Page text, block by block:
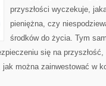
przyszłości wyczekuje,
pieniężna, czy
środków do życia. Tym
się na
można zainwestować w